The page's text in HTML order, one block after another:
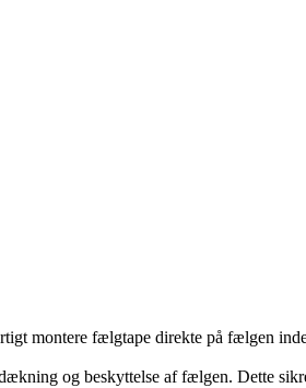
montere fælgtape direkte på fælgen
og beskyttelse af fælgen. Dette